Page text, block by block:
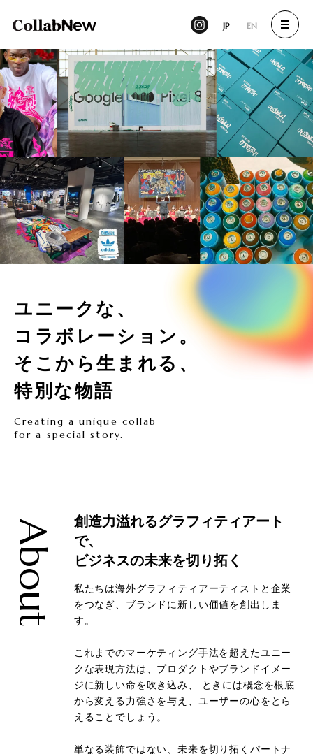
JP EN
ユニークな、
コラボレーション。
そこから生まれる、
特別な物語
Creating a unique collab
for a special story.
About
創造力溢れるグラフィティアート
で、
ビジネスの未来を切り拓く
私たちは海外グラフィティアーティストと企業
をつなぎ、ブランドに新しい価値を創出しま
す。
これまでのマーケティング手法を超えたユニー
クな表現方法は、プロダクトやブランドイメー
ジに新しい命を吹き込み、
ときには概念を根底
から変える力強さを与え、ユーザーの心をとら
えることでしょう。
単なる装飾ではない、未来を切り拓くパートナ